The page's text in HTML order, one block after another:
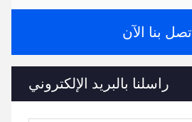
اتصل بنا الآن
راسلنا بالبريد الإلكتروني